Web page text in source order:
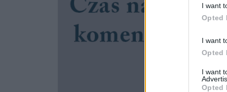
I want
Opted
I want
Opted
I want
Opted